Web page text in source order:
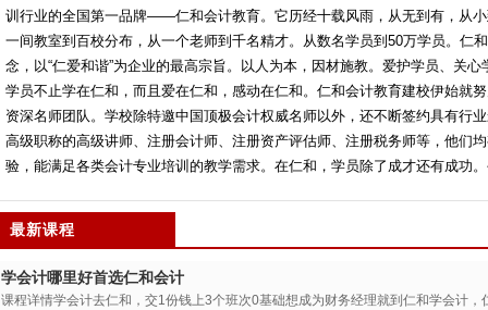
训行业的全国第一品牌——仁和会计教育。它历经十载风雨，从无到有，从
一间教室到百校分布，从一个老师到千名精才。从数名学员到50万学员。仁
念，以“仁爱和谐”为企业的最高宗旨。以人为本，因材施教。爱护学员、关
学员不止学在仁和，而且爱在仁和，感动在仁和。仁和会计教育建校伊始就
资深名师团队。学校除特邀中国顶极会计权威名师以外，还不断签约具有行
高级职称的高级讲师、注册会计师、注册资产评估师、注册税务师等，他们
验，能满足各类会计专业培训的教学需求。在仁和，学员除了成才还有成功
最新课程
学会计哪里好首选仁和会计
课程详情学会计去仁和，交1份钱上3个班次0基础想成为财务经理就到仁和学会计，